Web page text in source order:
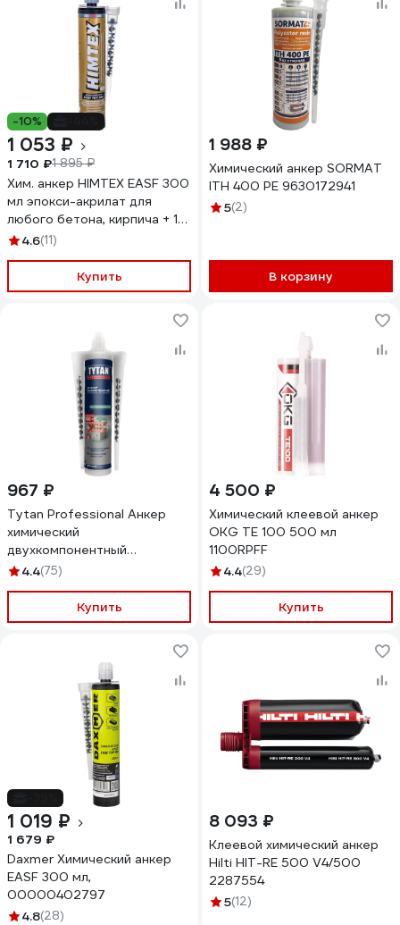
-10%
1 053 ₽
1 710 ₽1 895 ₽
Хим. анкер HIMTEX EASF 300
мл эпокси-акрилат для
любого бетона, кирпича + 1
насадка HIMEASF300
4.6(11)
Купить
1 988 ₽
Химический анкер SORMAT
ITH 400 PE 9630172941
5(2)
В корзину
967 ₽
Tytan Professional Анкер
химический
двухкомпонентный
(компонент А + компонент В)
4.4(75)
Купить
4 500 ₽
Химический клеевой анкер
OKG TE 100 500 мл
1100RPFF
4.4(29)
Купить
1 019 ₽
1 679 ₽
Daxmer Химический анкер
EASF 300 мл,
00000402797
4.8(28)
8 093 ₽
Клеевой химический анкер
Hilti HIT-RE 500 V4/500
2287554
5(12)